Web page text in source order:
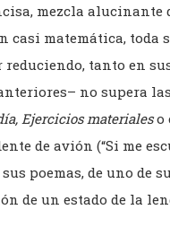
mezcla alucinante
matemática, toda
tanto en
no supera
Ejercicios materialeso
de avión (“Si me
poemas, de uno de
de un estado de la